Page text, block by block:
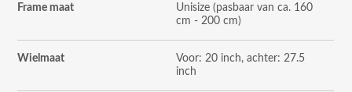
Frame maat
Unisize (pasbaar van ca. 160
cm - 200 cm)
Wielmaat
Voor: 20 inch, achter: 27.5
inch